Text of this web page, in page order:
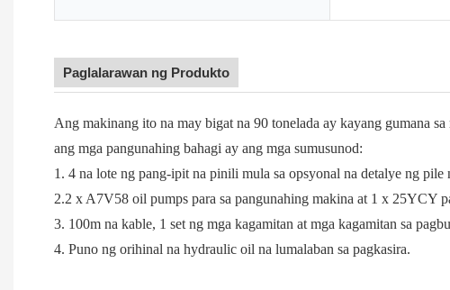
Paglalarawan ng Produkto
Ang makinang ito na may bigat na 90 tonelada ay kayang gumana
ang mga pangunahing bahagi ay ang mga sumusunod:
1. 4 na lote ng pang-ipit na pinili mula sa opsyonal na detalye ng pile
2.2 x A7V58 oil pumps para sa pangunahing makina at 1 x 25YCY
3. 100m na ​​kable, 1 set ng mga kagamitan at mga kagamitan sa
4. Puno ng orihinal na hydraulic oil na lumalaban sa pagkasira.